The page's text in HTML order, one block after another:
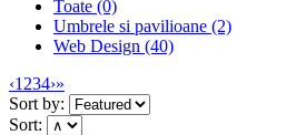
Toate (0)
Umbrele si pavilioane (2)
Web Design (40)
‹1 234›»
Sort by:
Sort: